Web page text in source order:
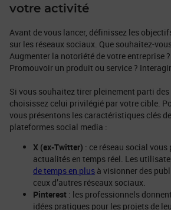
votre activité
Avant de vous lancer, définissez les
sur les réseaux sociaux. Que souhaitez-
Augmenter la notoriété de votre entreprise
Promouvoir un produit ou service ?
Si vous souhaitez tirer pleinement parti des
choisissez celui privilégié par votre cible.
vous présentons les caractéristiques clés
plateformes social media :
X (ex-Twitter) : ce réseau social
actualités en temps réel. Les
de temps en plus à visionner des
ceux d’autres réseaux sociaux.
Pinterest : les professionnels
idées pratiques pour les projets de